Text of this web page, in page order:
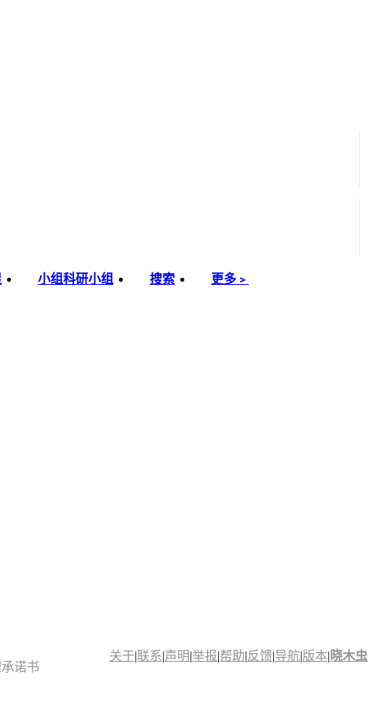
小组科研小组 搜索 更多﹥
关于|联系|声明|举报|帮助|反馈|导航|版本| 晓木虫
诺书